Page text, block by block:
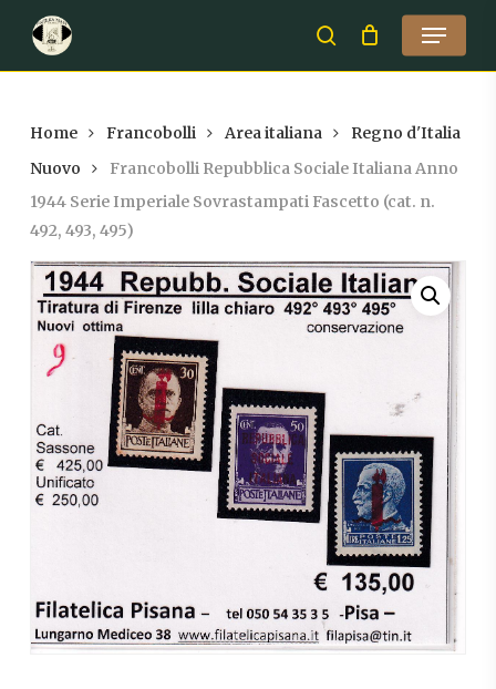
main
search
Menu
Home Francobolli Area italiana
Regno d'Italia
Nuovo
Francobolli Repubblica Sociale Italiana Anno
1944 Serie Imperiale Sovrastampati Fascetto (cat. n.
492, 493, 495)
Close